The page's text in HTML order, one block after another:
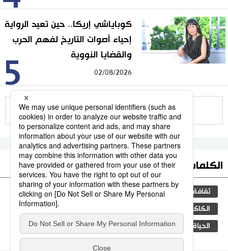
5
كوباياشي إريكا.. حين تعيد الرواية
إحياء أصوات التاريخ لفهم الحرب
والقضايا النووية
02/08/2026
للمزيد
الكلمات الأكثر بحثا
ثقافة المطبخ الياباني اليابان جيجي برس
الكاكي التكنولوجيا
الحياة البرية بيئة